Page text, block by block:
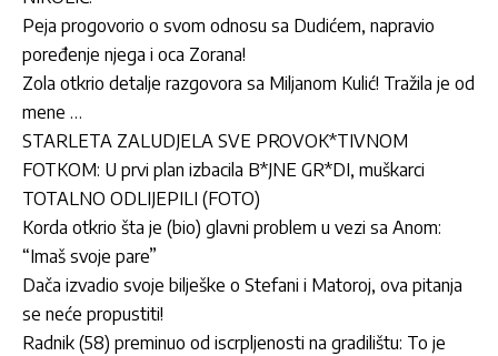
Peja progovorio o svom odnosu sa Dudićem, napravio
poređenje njega i oca Zorana!
Zola otkrio detalje razgovora sa Miljanom Kulić! Tražila je od
mene …
STARLETA ZALUDJELA SVE PROVOK*TIVNOM
FOTKOM: U prvi plan izbacila B*JNE GR*DI, muškarci
TOTALNO ODLIJEPILI (FOTO)
Korda otkrio šta je (bio) glavni problem u vezi sa Anom:
“Imaš svoje pare”
Dača izvadio svoje bilješke o Stefani i Matoroj, ova pitanja
se neće propustiti!
Radnik (58) preminuo od iscrpljenosti na gradilištu: To je